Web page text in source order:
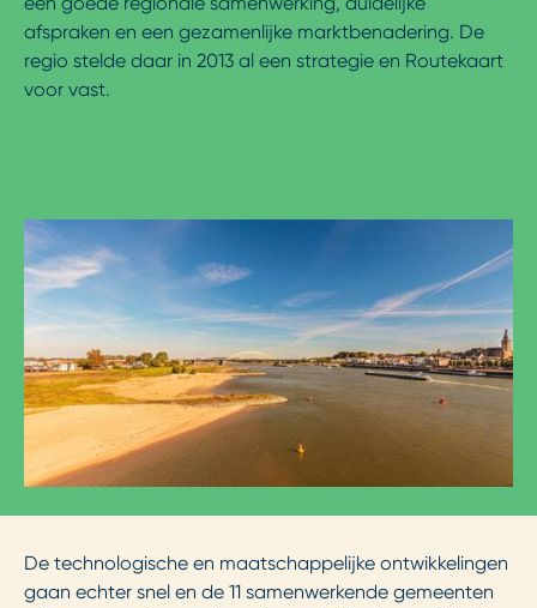
afspraken en een gezamenlijke marktbenadering. De
regio stelde daar in 2013 al een strategie en Routekaart
voor vast.
De technologische en maatschappelijke ontwikkelingen
gaan echter snel en de 11 samenwerkende gemeenten